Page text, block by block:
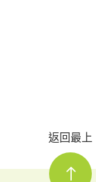
返回最上